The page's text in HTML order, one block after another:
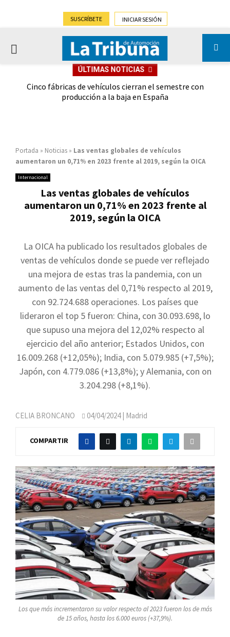
SUSCRÍBETE INICIAR SESIÓN
PRIMARY
ÚLTIMAS NOTICIAS
Cinco fábricas de vehículos cierran el semestre con
producción a la baja en España
Portada » Noticias » Las ventas globales de vehículos
aumentaron un 0,71% en 2023 frente al 2019, según la OICA
Internacional
Las ventas globales de vehículos
aumentaron un 0,71% en 2023 frente al
2019, según la OICA
La OICA ha publicado los resultados globales de
ventas de vehículos donde se puede ver reflejado
una mejora de estas tras la pandemia, con un
aumento de las ventas del 0,71% respecto al 2019,
con 92.724.688 operaciones. Los países que
lideraron el top 5 fueron: China, con 30.093.698, lo
que supuso una mejora del 12,02% respecto al
ejercicio del año anterior; Estados Unidos, con
16.009.268 (+12,05%); India, con 5.079.985 (+7,5%);
Japón, con 4.779.086 (+13,8%); y Alemania, con on
3.204.298 (+8,1%).
CELIA BRONCANO 04/04/2024| Madrid
COMPARTIR
Los que más incrementaron su valor respecto al 2023 fueron los de más
de 15 años, hasta los 6.000 euros (+37,9%).